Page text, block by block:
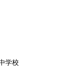
学校